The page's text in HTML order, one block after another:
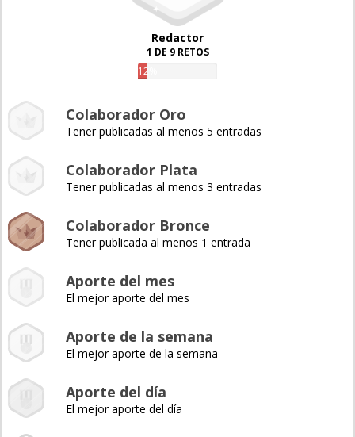
Redactor
1 DE 9 RETOS
12%
Colaborador Oro
Tener publicadas al menos 5 entradas
Colaborador Plata
Tener publicadas al menos 3 entradas
Colaborador Bronce
Tener publicada al menos 1 entrada
Aporte del mes
El mejor aporte del mes
Aporte de la semana
El mejor aporte de la semana
Aporte del día
El mejor aporte del día